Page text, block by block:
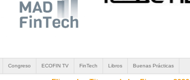
Congreso ECOFIN TV FinTech Libros Buenas Prácticas